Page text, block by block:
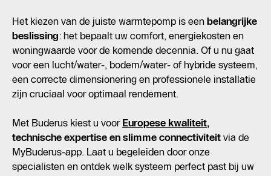
Het kiezen van de juiste warmtepomp is een belangrijke
beslissing: het bepaalt uw comfort, energiekosten en
woningwaarde voor de komende decennia. Of u nu gaat
voor een lucht/water-, bodem/water- of hybride systeem,
een correcte dimensionering en professionele installatie
zijn cruciaal voor optimaal rendement.
Met Buderus kiest u voor Europese kwaliteit,
technische expertise en slimme connectiviteit via de
MyBuderus-app. Laat u begeleiden door onze
specialisten en ontdek welk systeem perfect past bij uw